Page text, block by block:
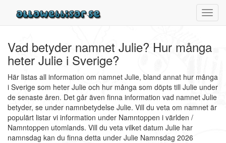
Vad betyder namnet Julie? Hur många
heter Julie i Sverige?
Här listas all information om namnet Julie, bland annat hur många
i Sverige som heter Julie och hur många som döpts till Julie under
de senaste åren. Det går även finna information vad namnet Julie
betyder, se under namnbetydelse Julie. Vill du veta om namnet är
populärt listar vi information under Namntoppen i världen /
Namntoppen utomlands. Vill du veta vilket datum Julie har
namnsdag kan du finna detta under Julie Namnsdag 2026